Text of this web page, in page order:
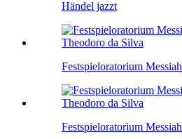
Händel jazzt
Festspieloratorium Messiah
Festspieloratorium Messiah